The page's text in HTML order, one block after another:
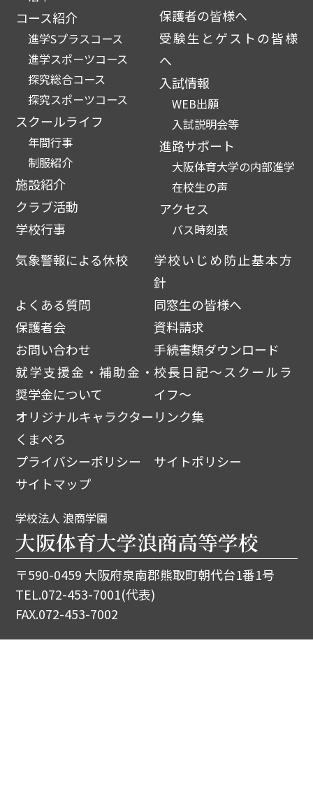
コース紹介
進学Sプラスコース
進学スポーツコース
探究総合コース
探究スポーツコース
スクールライフ
年間行事
制服紹介
施設紹介
クラブ活動
学校行事
保護者の皆様へ
受験生とゲストの皆様
へ
入試情報
WEB出願
入試説明会等
進路サポート
大阪体育大学の内部進学
在校生の声
アクセス
バス時刻表
気象警報による休校
学校いじめ防止基本方
針
よくある質問
同窓生の皆様へ
保護者会
資料請求
お問い合わせ
手続書類ダウンロード
就学支援金・補助金・
奨学金について
校長日記～スクールラ
イフ～
オリジナルキャラクター
くまぺろ
リンク集
プライバシーポリシー
サイトポリシー
サイトマップ
学校法人 浪商学園
大阪体育大学浪商高等学校
〒590-0459 大阪府泉南郡熊取町朝代台1番1号
TEL.072-453-7001(代表)
FAX.072-453-7002